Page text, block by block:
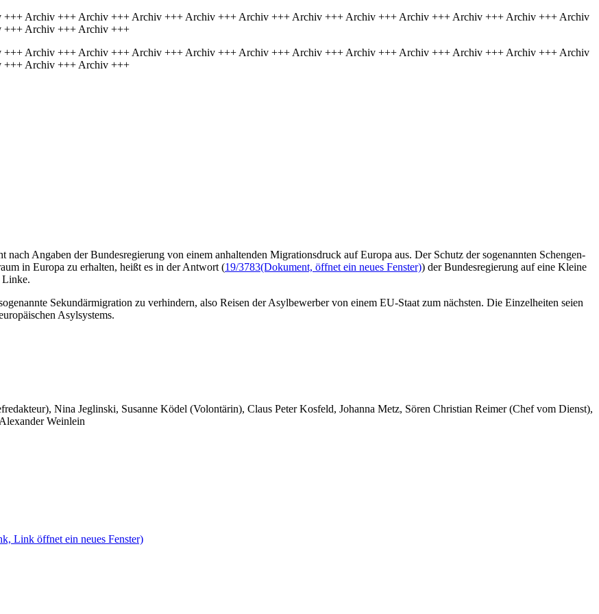
Archiv +++ Archiv +++ Archiv +++ Archiv +++ Archiv +++ Archiv +++ Archiv +++ Archiv +++ Archiv +++ Archiv +++ Archiv
Archiv +++ Archiv +++
Archiv +++ Archiv +++ Archiv +++ Archiv +++ Archiv +++ Archiv +++ Archiv +++ Archiv +++ Archiv +++ Archiv +++ Archiv
Archiv +++ Archiv +++
Angaben der Bundesregierung von einem anhaltenden Migrationsdruck auf Europa aus. Der Schutz der sogenannten Schengen-
in Europa zu erhalten, heißt es in der Antwort (19/3783(Dokument, öffnet ein neues Fenster)) der Bundesregierung auf eine Kleine
Linke.
Sekundärmigration zu verhindern, also Reisen der Asylbewerber von einem EU-Staat zum nächsten. Die Einzelheiten seien
Asylsystems.
Nina Jeglinski, Susanne Ködel (Volontärin), Claus Peter Kosfeld, Johanna Metz, Sören Christian Reimer (Chef vom Dienst),
Weinlein
Link öffnet ein neues Fenster)